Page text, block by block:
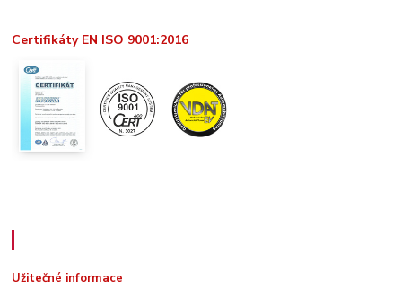
Certifikáty EN ISO 9001:2016
Užitečné informace